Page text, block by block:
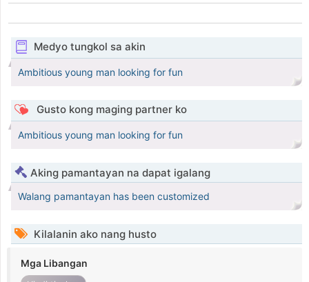
Medyo tungkol sa akin
Ambitious young man looking for fun
Gusto kong maging partner ko
Ambitious young man looking for fun
Aking pamantayan na dapat igalang
Walang pamantayan has been customized
Kilalanin ako nang husto
Mga Libangan